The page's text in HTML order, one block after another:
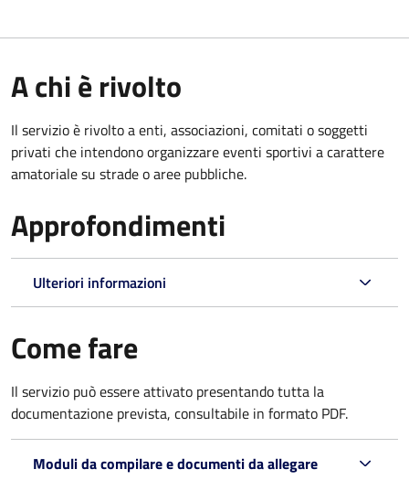
A chi è rivolto
Il servizio è rivolto a enti, associazioni, comitati o soggetti
privati che intendono organizzare eventi sportivi a carattere
amatoriale su strade o aree pubbliche.
Approfondimenti
Ulteriori informazioni
Come fare
Il servizio può essere attivato presentando tutta la
documentazione prevista, consultabile in formato PDF.
Moduli da compilare e documenti da allegare